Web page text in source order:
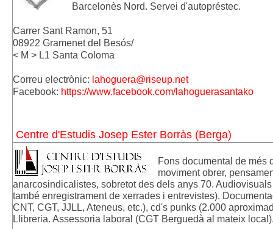
Barcelonès Nord. Servei d'autopréstec.
Carrer Sant Ramon, 51
08922 Gramenet del Besós/
< M > L1 Santa Coloma
Correu electrònic: lahoguera@riseup.net
Facebook: https://www.facebook.com/lahoguerasantako
Centre d'Estudis Josep Ester Borràs (Berga)
Fons documental de més
moviment obrer,
anarcosindicalistes, sobretot des dels anys 70.
també enregistrament de xerrades i entrevistes).
CNT, CGT, JJLL, Ateneus, etc.), cd's punks (2.000
Llibreria. Assessoria laboral (CGT Berguedà al mateix